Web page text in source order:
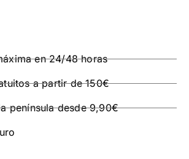
en 24/48 horas
a partir de 150€
península desde 9,90€